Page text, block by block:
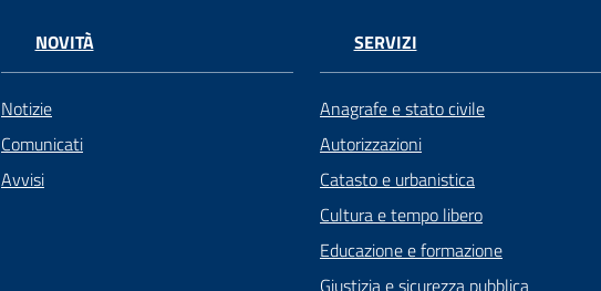
NOVITÀ
Notizie
Comunicati
Avvisi
SERVIZI
Anagrafe e stato civile
Autorizzazioni
Catasto e urbanistica
Cultura e tempo libero
Educazione e formazione